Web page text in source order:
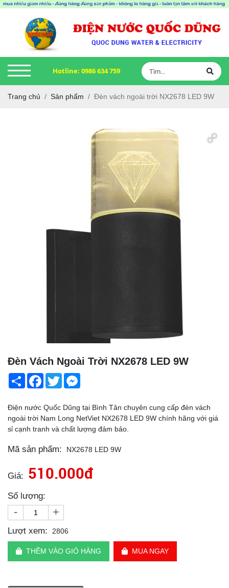
Hotline: 0986 634 759
Trang chủ Sản phẩm Đèn vách ngoài trời NX2678 LED 9W
Đèn Vách Ngoài Trời NX2678 LED 9W
Share Facebook
Twitter
Điện nước Quốc Dũng tại Bình Tân chuyên cung cấp đèn vách
ngoài trời Nam Long NetViet NX2678 LED 9W chính hãng với giá
sỉ cạnh tranh và chất lượng đảm bảo.
Mã sản phẩm: NX2678 LED 9W
Giá: 510.000đ
Số lượng:
- +
Lượt xem: 2806
THÊM VÀO GIỎ HÀNG MUA NGAY